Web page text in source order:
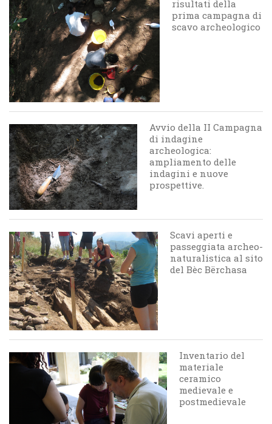
risultati della
prima campagna di
scavo archeologico
Avvio della II Campagna
di indagine
archeologica:
ampliamento delle
indagini e nuove
prospettive.
Scavi aperti e
passeggiata archeo-
naturalistica al sito
del Bèc Bërchasa
Inventario del
materiale
ceramico
medievale e
postmedievale